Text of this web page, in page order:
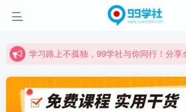
学习路上不孤独，99学社与你同行！分享全网优质VIP资源，炒股教程、创业教程、网络营销教程、自媒体短
学习路上不孤独，99学社与你同行！分享全网优质VIP资源，炒股教程、创业教程、网络营销教程、自媒体